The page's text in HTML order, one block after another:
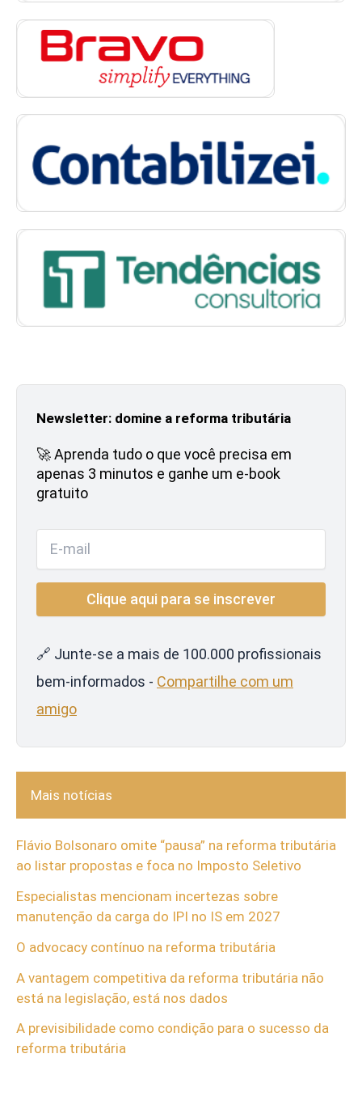
Newsletter: domine a reforma tributária
🚀 Aprenda tudo o que você precisa em
apenas 3 minutos e ganhe um e-book
gratuito
🔗 Junte-se a mais de 100.000 profissionais
bem-informados - Compartilhe com um
amigo
Mais notícias
Flávio Bolsonaro omite “pausa” na reforma tributária
ao listar propostas e foca no Imposto Seletivo
Especialistas mencionam incertezas sobre
manutenção da carga do IPI no IS em 2027
O advocacy contínuo na reforma tributária
A vantagem competitiva da reforma tributária não
está na legislação, está nos dados
A previsibilidade como condição para o sucesso da
reforma tributária